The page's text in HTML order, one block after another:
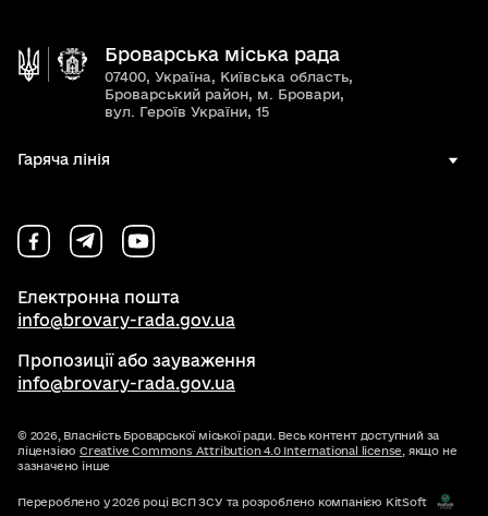
Броварська міська рада
07400, Україна, Київська область,
Броварський район, м. Бровари,
вул. Героїв України, 15
Гаряча лінія
Електронна пошта
info@brovary-rada.gov.ua
Пропозиції або зауваження
info@brovary-rada.gov.ua
© 2026, Власність Броварської міської ради. Весь контент доступний за
ліцензією Creative Commons Attribution 4.0 International license , якщо не
зазначено інше
Перероблено у 2026 році ВСП ЗСУ та розроблено компанією KitSoft